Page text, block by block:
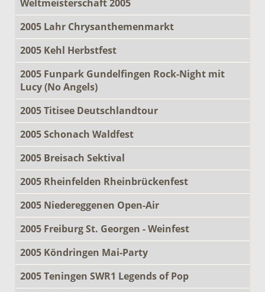
Weltmeisterschaft 2005
2005 Lahr Chrysanthemenmarkt
2005 Kehl Herbstfest
2005 Funpark Gundelfingen Rock-Night mit
Lucy (No Angels)
2005 Titisee Deutschlandtour
2005 Schonach Waldfest
2005 Breisach Sektival
2005 Rheinfelden Rheinbrückenfest
2005 Niedereggenen Open-Air
2005 Freiburg St. Georgen - Weinfest
2005 Köndringen Mai-Party
2005 Teningen SWR1 Legends of Pop